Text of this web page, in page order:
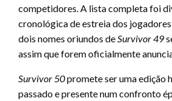
competidores. A lista completa foi
cronológica de estreia dos
dois nomes oriundos deSurvivor 49
assim que forem oficialmente
Survivor 50promete ser uma edição
passado e presente num confronto